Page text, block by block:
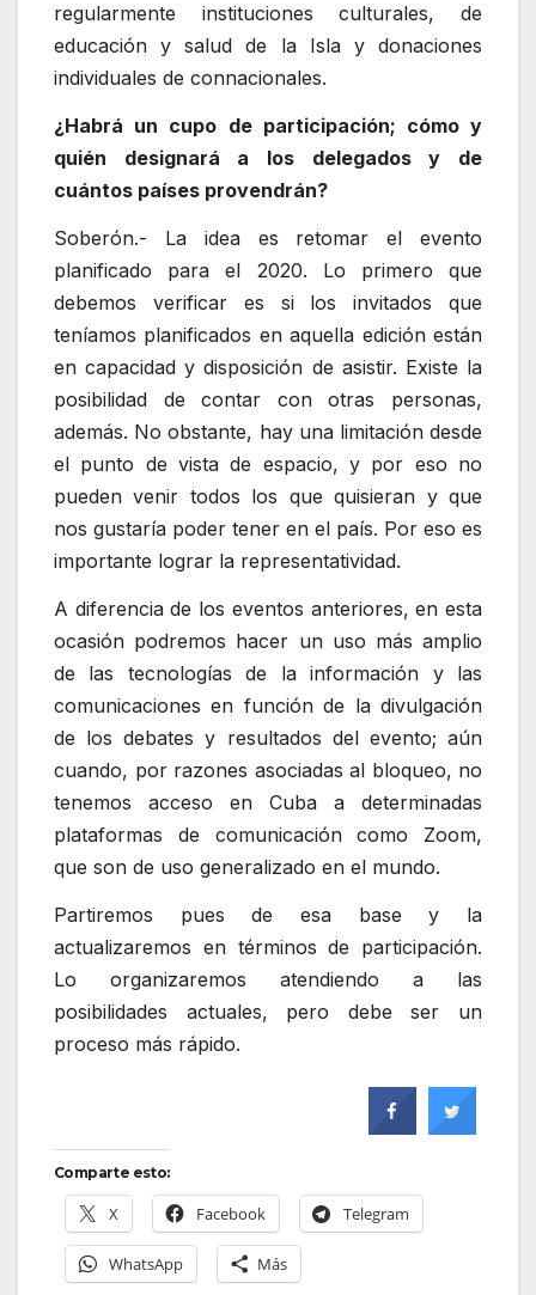
regularmente instituciones culturales, de
educación y salud de la Isla y donaciones
individuales de connacionales.
¿Habrá un cupo de participación; cómo y
quién designará a los delegados y de
cuántos países provendrán?
Soberón.- La idea es retomar el evento
planificado para el 2020. Lo primero que
debemos verificar es si los invitados que
teníamos planificados en aquella edición están
en capacidad y disposición de asistir. Existe la
posibilidad de contar con otras personas,
además. No obstante, hay una limitación desde
el punto de vista de espacio, y por eso no
pueden venir todos los que quisieran y que
nos gustaría poder tener en el país. Por eso es
importante lograr la representatividad.
A diferencia de los eventos anteriores, en esta
ocasión podremos hacer un uso más amplio
de las tecnologías de la información y las
comunicaciones en función de la divulgación
de los debates y resultados del evento; aún
cuando, por razones asociadas al bloqueo, no
tenemos acceso en Cuba a determinadas
plataformas de comunicación como Zoom,
que son de uso generalizado en el mundo.
Partiremos pues de esa base y la
actualizaremos en términos de participación.
Lo organizaremos atendiendo a las
posibilidades actuales, pero debe ser un
proceso más rápido.
Comparte esto:
X Facebook Telegram
WhatsApp Más